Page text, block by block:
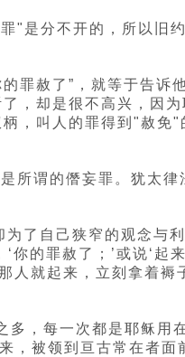
"是分不开的，所以旧
赦了”，就等于告诉
，却是很不高兴，因
，叫人的罪得到"赦免
谓的僭妄罪。犹太
了自己狭窄的观念与
的罪赦了；’或说‘起
人就起来，立刻拿着
，每一次都是耶稣用
被领到亘古常在者